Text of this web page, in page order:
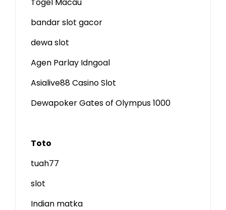
bandar slot gacor
dewa slot
Agen Parlay Idngoal
Asialive88 Casino Slot
Dewapoker Gates of Olympus 1000
Toto
tuah77
slot
Indian matka